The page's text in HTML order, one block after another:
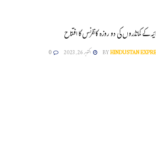
کے کمانڈروں کی دو روزہ کانفرنس کا افتتاح
BYHINDUSTAN اکتوبر 26, 2023 0